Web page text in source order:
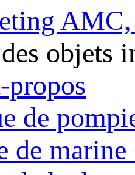
objets
propos
de
de